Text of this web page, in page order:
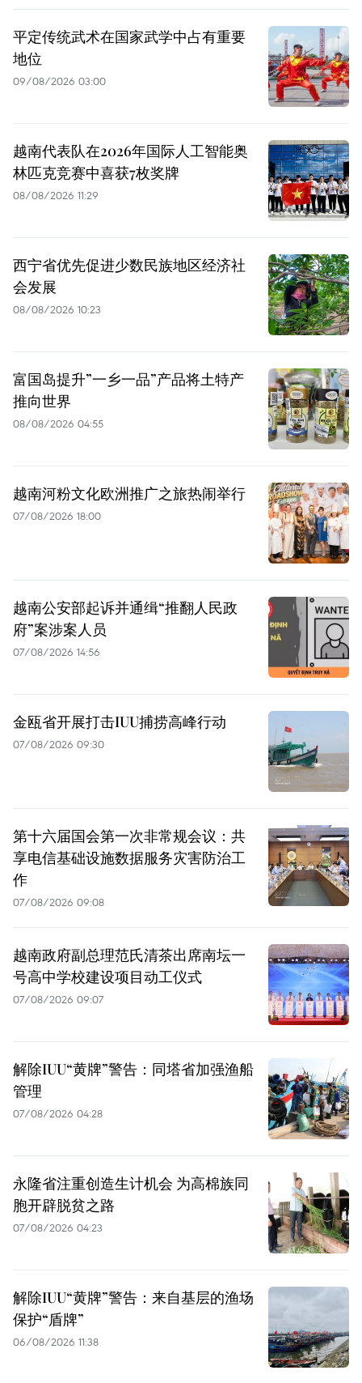
平定传统武术在国家武学中占有重要
地位
09/08/2026 03:00
越南代表队在2026年国际人工智能奥
林匹克竞赛中喜获7枚奖牌
08/08/2026 11:29
西宁省优先促进少数民族地区经济社
会发展
08/08/2026 10:23
富国岛提升”一乡一品”产品将土特产
推向世界
08/08/2026 04:55
越南河粉文化欧洲推广之旅热闹举行
07/08/2026 18:00
越南公安部起诉并通缉“推翻人民政
府”案涉案人员
07/08/2026 14:56
金瓯省开展打击IUU捕捞高峰行动
07/08/2026 09:30
第十六届国会第一次非常规会议：共
享电信基础设施数据服务灾害防治工
作
07/08/2026 09:08
越南政府副总理范氏清茶出席南坛一
号高中学校建设项目动工仪式
07/08/2026 09:07
解除IUU“黄牌”警告：同塔省加强渔船
管理
07/08/2026 04:28
永隆省注重创造生计机会 为高棉族同
胞开辟脱贫之路
07/08/2026 04:23
解除IUU“黄牌”警告：来自基层的渔场
保护“盾牌”
06/08/2026 11:38